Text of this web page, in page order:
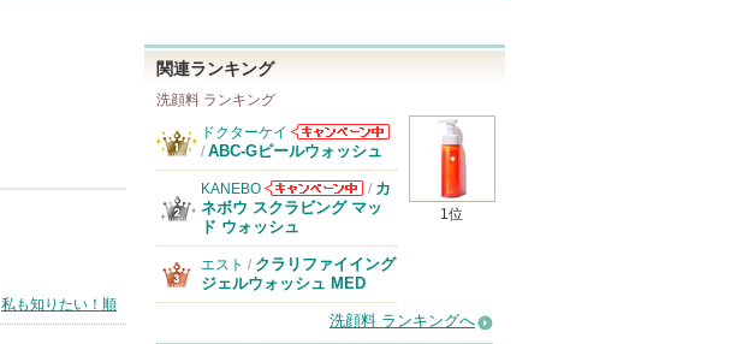
私も知りたい！順
関連ランキング
洗顔料 ランキング
1位
ドクターケイ
ドクターケイか
らのお知らせが
あります
/ ABC-Gピールウォッシュ
KANEBO
KANEBOから
のお知らせがあ
/ カ
ネボウ スクラビング マッ
ド ウォッシュ
エスト / クラリファイイング
ジェルウォッシュ MED
洗顔料 ランキングへ